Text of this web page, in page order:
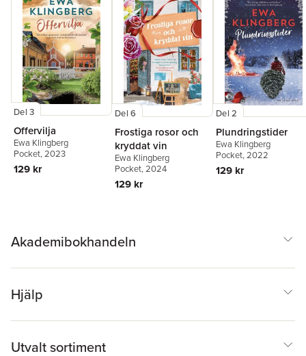
Del 3
Offervilja
Ewa Klingberg
Pocket, 2023
129 kr
Del 6
Frostiga rosor och
kryddat vin
Ewa Klingberg
Pocket, 2024
129 kr
Del 2
Plundringstider
Ewa Klingberg
Pocket, 2022
129 kr
Akademibokhandeln
Hjälp
Utvalt sortiment